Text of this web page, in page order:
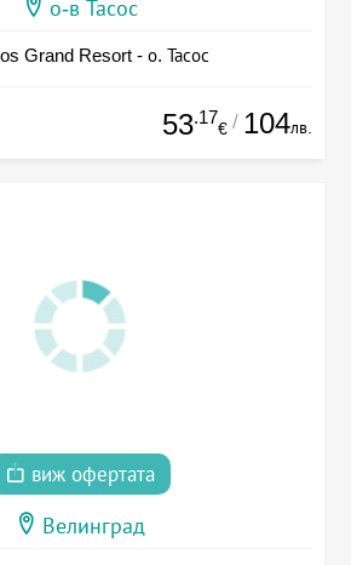
о-в Тасос
Grand Resort - о. Тасос
53.17
€ / 104лв.
виж офертата
Велинград